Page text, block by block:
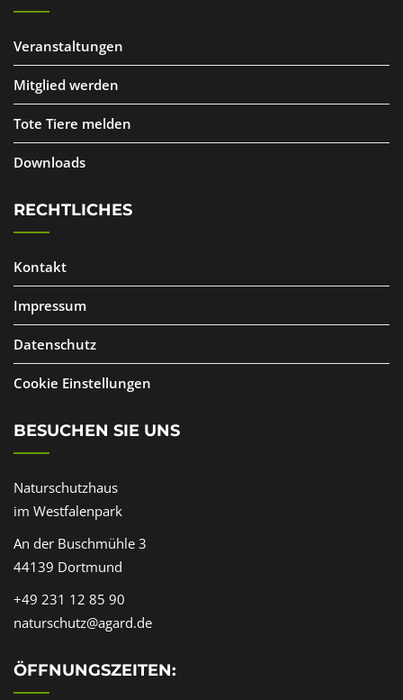
Veranstaltungen
Mitglied werden
Tote Tiere melden
Downloads
RECHTLICHES
Kontakt
Impressum
Datenschutz
Cookie Einstellungen
BESUCHEN SIE UNS
Naturschutzhaus
im Westfalenpark
An der Buschmühle 3
44139 Dortmund
+49 231 12 85 90
naturschutz@agard.de
ÖFFNUNGSZEITEN: